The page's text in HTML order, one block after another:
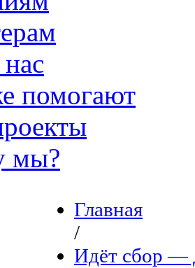
помогают
мы?
Главная
/
Идёт сбор